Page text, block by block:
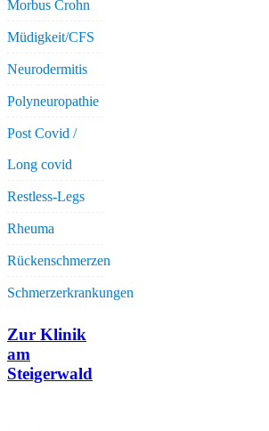
Morbus Crohn
Müdigkeit/CFS
Neurodermitis
Polyneuropathie
Post Covid /
Long covid
Restless-Legs
Rheuma
Rückenschmerzen
Schmerzerkrankungen
Zur Klinik
am
Steigerwald